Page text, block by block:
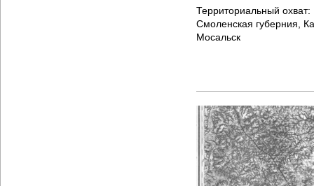
Территориальный охват:
Смоленская губерния,
Мосальск